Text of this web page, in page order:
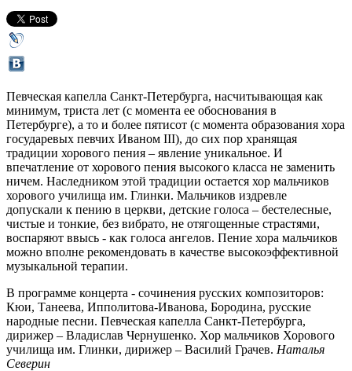
Певческая капелла Санкт-Петербурга, насчитывающая как
минимум, триста лет (с момента ее обоснования в
Петербурге), а то и более пятисот (с момента образования хора
государевых певчих Иваном III), до сих пор хранящая
традиции хорового пения – явление уникальное. И
впечатление от хорового пения высокого класса не заменить
ничем. Наследником этой традиции остается хор мальчиков
хорового училища им. Глинки. Мальчиков издревле
допускали к пению в церкви, детские голоса – бестелесные,
чистые и тонкие, без вибрато, не отягощенные страстями,
воспаряют ввысь - как голоса ангелов. Пение хора мальчиков
можно вполне рекомендовать в качестве высокоэффективной
музыкальной терапии.
В программе концерта - сочинения русских композиторов:
Кюи, Танеева, Ипполитова-Иванова, Бородина, русские
народные песни. Певческая капелла Санкт-Петербурга,
дирижер – Владислав Чернушенко. Хор мальчиков Хорового
училища им. Глинки, дирижер – Василий Грачев. Наталья
Северин